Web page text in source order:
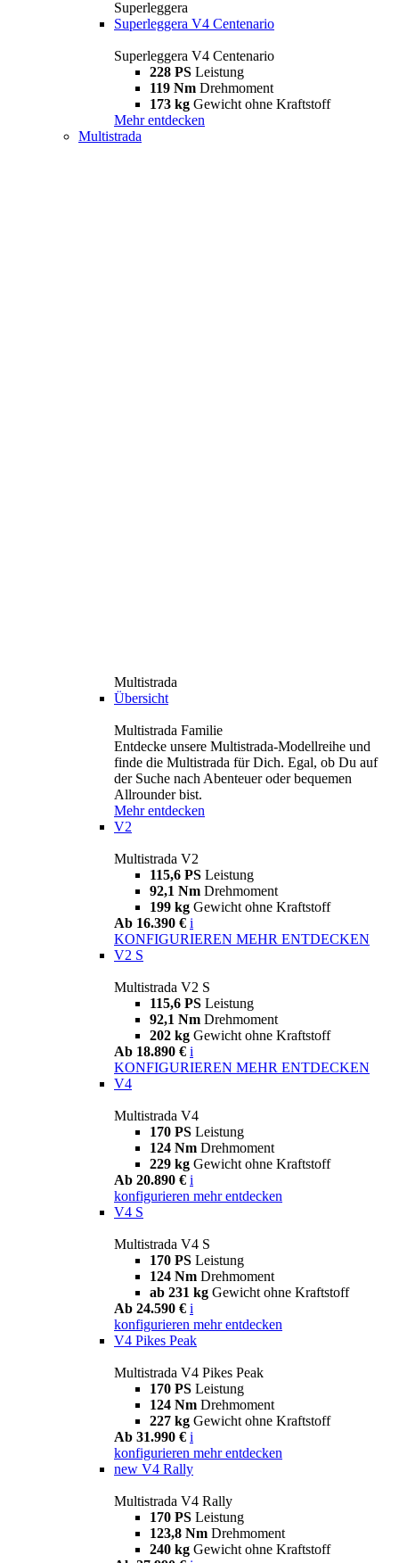
Superleggera
Superleggera V4 Centenario
Superleggera V4 Centenario
228 PS Leistung
119 Nm Drehmoment
173 kg Gewicht ohne Kraftstoff
Mehr entdecken
Multistrada
Multistrada
Übersicht
Multistrada Familie
Entdecke unsere Multistrada-Modellreihe und
finde die Multistrada für Dich. Egal, ob Du auf
der Suche nach Abenteuer oder bequemen
Allrounder bist.
Mehr entdecken
V2
Multistrada V2
115,6 PS Leistung
92,1 Nm Drehmoment
199 kg Gewicht ohne Kraftstoff
Ab 16.390 € i
KONFIGURIEREN MEHR ENTDECKEN
V2 S
Multistrada V2 S
115,6 PS Leistung
92,1 Nm Drehmoment
202 kg Gewicht ohne Kraftstoff
Ab 18.890 € i
KONFIGURIEREN MEHR ENTDECKEN
V4
Multistrada V4
170 PS Leistung
124 Nm Drehmoment
229 kg Gewicht ohne Kraftstoff
Ab 20.890 € i
konfigurieren mehr entdecken
V4 S
Multistrada V4 S
170 PS Leistung
124 Nm Drehmoment
ab 231 kg Gewicht ohne Kraftstoff
Ab 24.590 € i
konfigurieren mehr entdecken
V4 Pikes Peak
Multistrada V4 Pikes Peak
170 PS Leistung
124 Nm Drehmoment
227 kg Gewicht ohne Kraftstoff
Ab 31.990 € i
konfigurieren mehr entdecken
new V4 Rally
Multistrada V4 Rally
170 PS Leistung
123,8 Nm Drehmoment
240 kg Gewicht ohne Kraftstoff